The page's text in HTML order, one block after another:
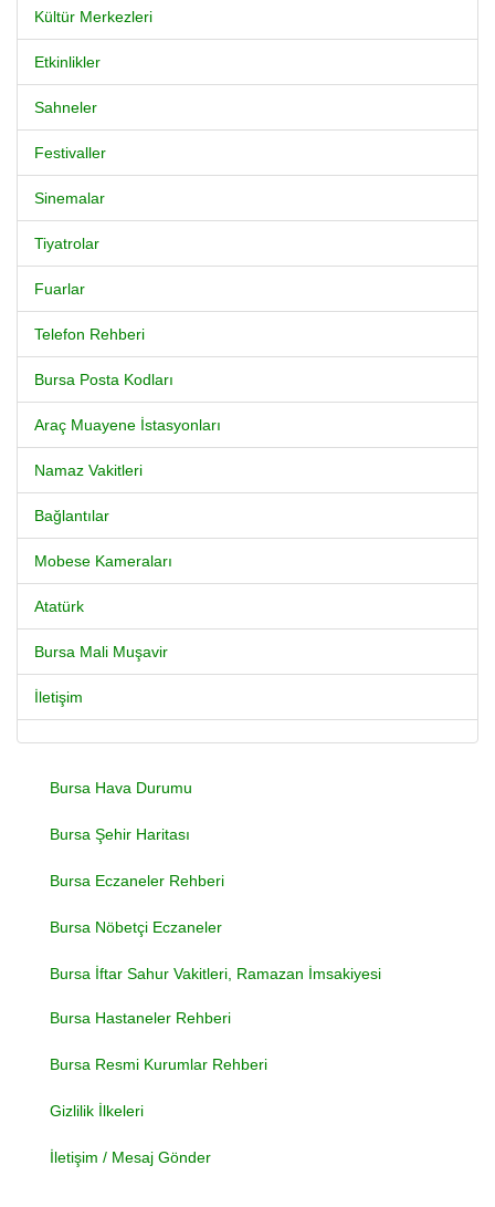
Kültür Merkezleri
Etkinlikler
Sahneler
Festivaller
Sinemalar
Tiyatrolar
Fuarlar
Telefon Rehberi
Bursa Posta Kodları
Araç Muayene İstasyonları
Namaz Vakitleri
Bağlantılar
Mobese Kameraları
Atatürk
Bursa Mali Muşavir
İletişim
Bursa Hava Durumu
Bursa Şehir Haritası
Bursa Eczaneler Rehberi
Bursa Nöbetçi Eczaneler
Bursa İftar Sahur Vakitleri, Ramazan İmsakiyesi
Bursa Hastaneler Rehberi
Bursa Resmi Kurumlar Rehberi
Gizlilik İlkeleri
İletişim / Mesaj Gönder